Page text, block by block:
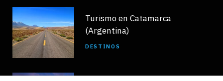
Turismo en Catamarca
(Argentina)
DESTINOS